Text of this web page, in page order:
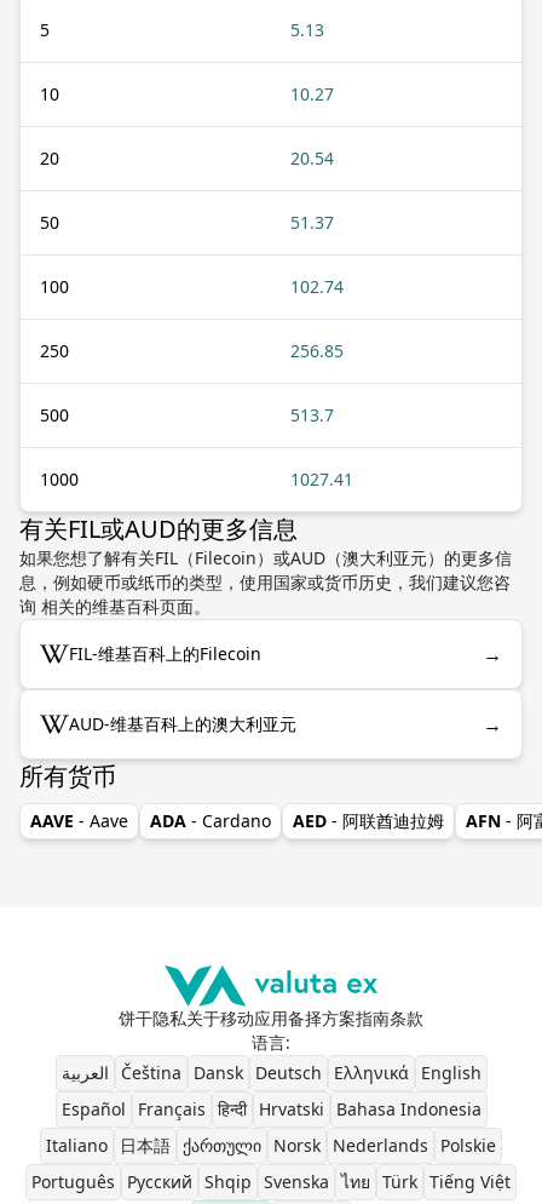
5 5.13
10 10.27
20 20.54
50 51.37
100 102.74
250 256.85
500 513.7
1000 1027.41
有关FIL或AUD的更多信息
如果您想了解有关FIL（Filecoin）或AUD（澳大利亚元）的更多信
息，例如硬币或纸币的类型，使用国家或货币历史，我们建议您咨
询 相关的维基百科页面。
FIL-维基百科上的Filecoin →
AUD-维基百科上的澳大利亚元 →
所有货币
AAVE - Aave ADA - Cardano AED - 阿联酋迪拉姆 AFN - 阿
饼干隐私关于移动应用备择方案指南条款
语言:
العربية
Čeština Dansk Deutsch Ελληνικά
English
Español
Français हिन्दी Hrvatski
Bahasa Indonesia
Italiano
日本語 ქართული Norsk Nederlands
Polskie
Português
Pусский Shqip Svenska ไทย Türk Tiếng Việt